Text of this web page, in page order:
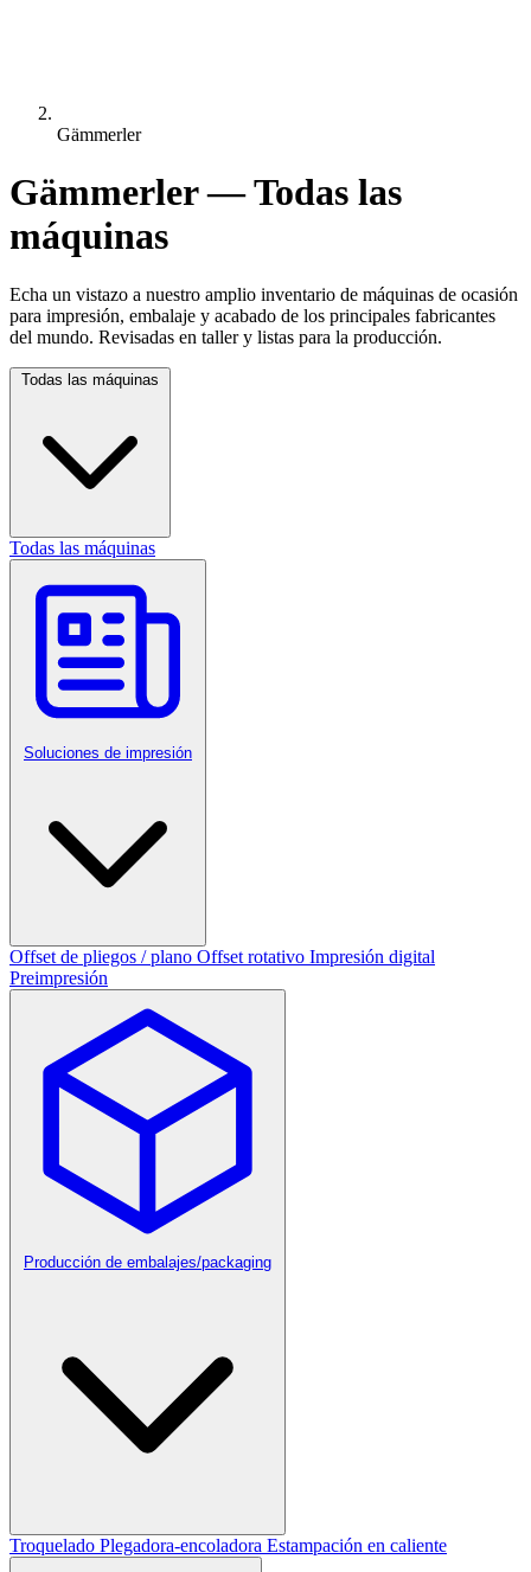
Gämmerler
Gämmerler — Todas las
máquinas
Echa un vistazo a nuestro amplio inventario de máquinas de ocasión
para impresión, embalaje y acabado de los principales fabricantes
del mundo. Revisadas en taller y listas para la producción.
Todas las máquinas
Todas las máquinas
Soluciones de impresión
Offset de pliegos / plano Offset rotativo Impresión digital
Preimpresión
Producción de embalajes/packaging
Troquelado Plegadora-encoladora Estampación en caliente